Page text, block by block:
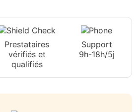
Prestataires
vérifiés et
qualifiés
Support
9h-18h/5j